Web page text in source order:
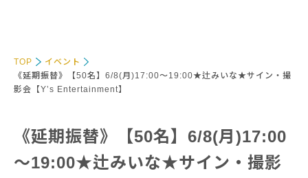
TOP
イベント
《延期振替》【50名】6/8(月)17:00～19:00★辻みいな★サイン・撮
影会【Y’s Entertainment】
《延期振替》【50名】6/8(月)17:00
～19:00★辻みいな★サイン・撮影